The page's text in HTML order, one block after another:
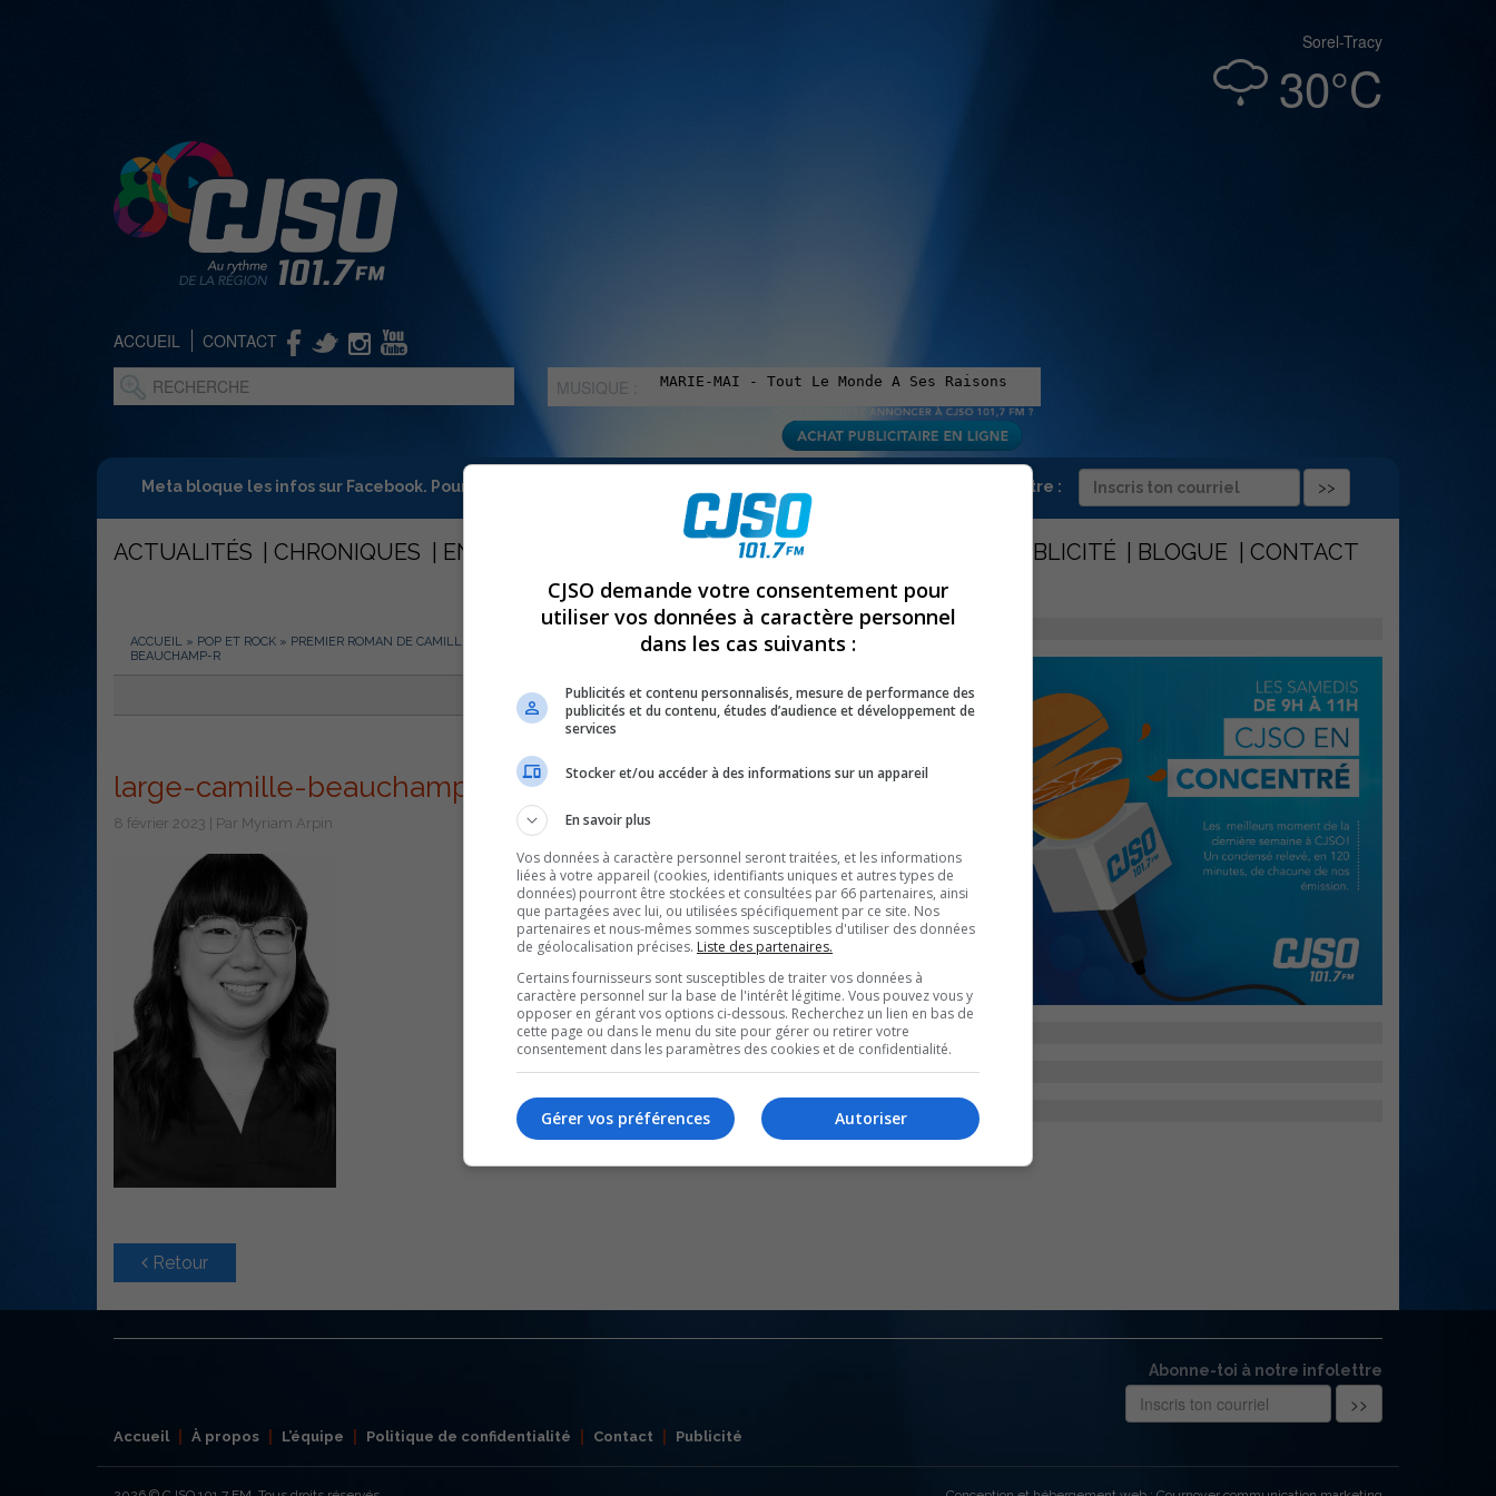
Sorel-Tracy
30°C
ACCUEIL CONTACT
MUSIQUE :
Meta bloque les infos sur Facebook. Pour ne rien manquer à Sorel-Tracy et la région, abonne-toi à notre infolettre :
ACTUALITÉS CHRONIQUES ENTREVUES ÉMISSIONS PUBLICITÉ BLOGUE CONTACT
ACCUEIL » POP ET ROCK » PREMIER ROMAN DE CAMILLE BEAUCHAMP: LE DÉSORDRE NATUREL DES CHOSES»LARGE-CAMILLE-
BEAUCHAMP-R
PARTAGEZ
large-camille-beauchamp-r
8 février 2023 | Par Myriam Arpin
Retour
Abonne-toi à notre infolettre
Accueil À propos L’équipe Politique de confidentialité Contact Publicité
CJSO demande votre consentement pour
utiliser vos données à caractère personnel
dans les cas suivants :
Publicités et contenu personnalisés, mesure de performance des
publicités et du contenu, études d’audience et développement de
services
Stocker et/ou accéder à des informations sur un appareil
En savoir plus
Vos données à caractère personnel seront traitées, et les informations
liées à votre appareil (cookies, identifiants uniques et autres types de
données) pourront être stockées et consultées par 66 partenaires, ainsi
que partagées avec lui, ou utilisées spécifiquement par ce site. Nos
partenaires et nous-mêmes sommes susceptibles d'utiliser des données
de géolocalisation précises. Liste des partenaires.
Certains fournisseurs sont susceptibles de traiter vos données à
caractère personnel sur la base de l'intérêt légitime. Vous pouvez vous y
opposer en gérant vos options ci-dessous. Recherchez un lien en bas de
cette page ou dans le menu du site pour gérer ou retirer votre
consentement dans les paramètres des cookies et de confidentialité.
Autoriser
Gérer vos préférences